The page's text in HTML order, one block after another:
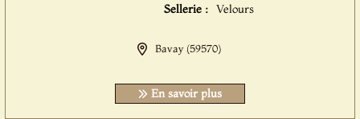
Sellerie : Velours
Bavay (59570)
En savoir plus